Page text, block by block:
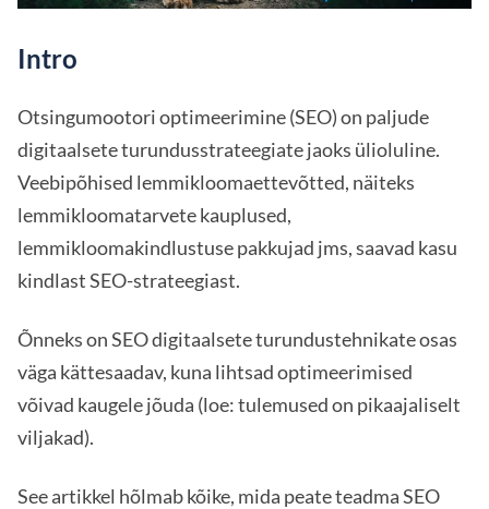
Intro
Otsingumootori optimeerimine (SEO) on paljude
digitaalsete turundusstrateegiate jaoks ülioluline.
Veebipõhised lemmikloomaettevõtted, näiteks
lemmikloomatarvete kauplused,
lemmikloomakindlustuse pakkujad jms, saavad kasu
kindlast SEO-strateegiast.
Õnneks on SEO digitaalsete turundustehnikate osas
väga kättesaadav, kuna lihtsad optimeerimised
võivad kaugele jõuda (loe: tulemused on pikaajaliselt
viljakad).
See artikkel hõlmab kõike, mida peate teadma SEO